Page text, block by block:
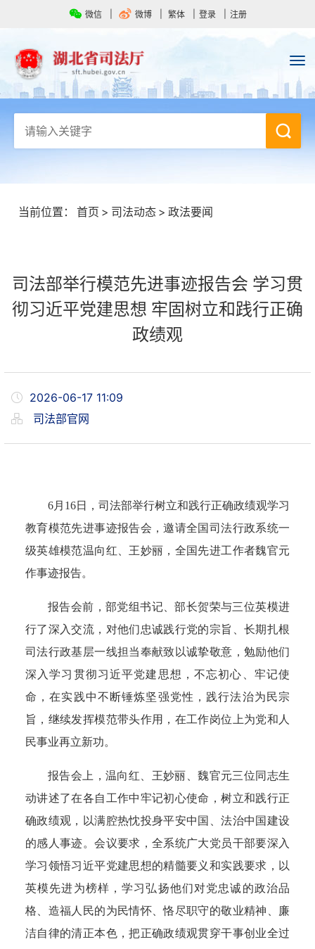
微信 微博 繁体 登录 注册
当前位置： 首页 > 司法动态 > 政法要闻
司法部举行模范先进事迹报告会 学习贯
彻习近平党建思想 牢固树立和践行正确
政绩观
2026-06-17 11:09
司法部官网
6月16日，司法部举行树立和践行正确政绩观学习
教育模范先进事迹报告会，邀请全国司法行政系统一
级英雄模范温向红、王妙丽，全国先进工作者魏官元
作事迹报告。
报告会前，部党组书记、部长贺荣与三位英模进
行了深入交流，对他们忠诚践行党的宗旨、长期扎根
司法行政基层一线担当奉献致以诚挚敬意，勉励他们
深入学习贯彻习近平党建思想，不忘初心、牢记使
命，在实践中不断锤炼坚强党性，践行法治为民宗
旨，继续发挥模范带头作用，在工作岗位上为党和人
民事业再立新功。
报告会上，温向红、王妙丽、魏官元三位同志生
动讲述了在各自工作中牢记初心使命，树立和践行正
确政绩观，以满腔热忱投身平安中国、法治中国建设
的感人事迹。会议要求，全系统广大党员干部要深入
学习领悟习近平党建思想的精髓要义和实践要求，以
英模先进为榜样，学习弘扬他们对党忠诚的政治品
格、造福人民的为民情怀、恪尽职守的敬业精神、廉
洁自律的清正本色，把正确政绩观贯穿干事创业全过